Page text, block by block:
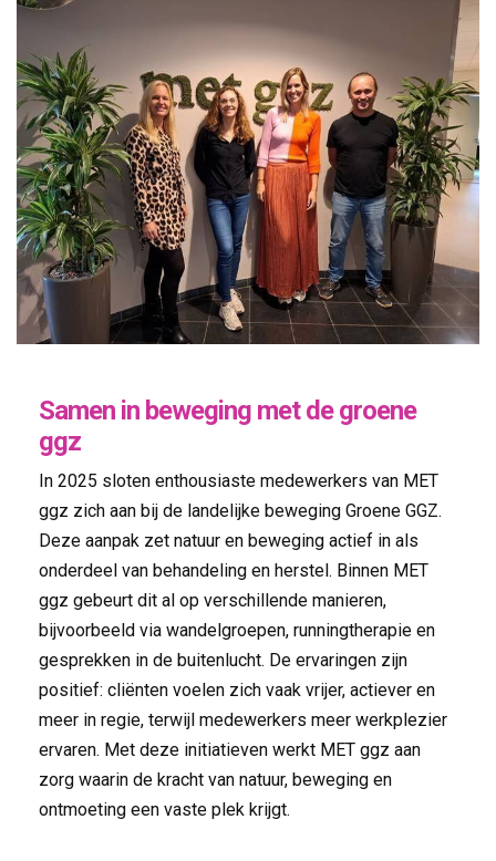
Samen in beweging met de groene
ggz
In 2025 sloten enthousiaste medewerkers van MET
ggz zich aan bij de landelijke beweging Groene GGZ.
Deze aanpak zet natuur en beweging actief in als
onderdeel van behandeling en herstel. Binnen MET
ggz gebeurt dit al op verschillende manieren,
bijvoorbeeld via wandelgroepen, runningtherapie en
gesprekken in de buitenlucht. De ervaringen zijn
positief: cliënten voelen zich vaak vrijer, actiever en
meer in regie, terwijl medewerkers meer werkplezier
ervaren. Met deze initiatieven werkt MET ggz aan
zorg waarin de kracht van natuur, beweging en
ontmoeting een vaste plek krijgt.